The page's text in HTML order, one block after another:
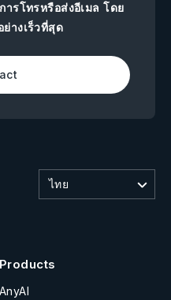
รโทรหรือส่งอีเมล โดย
างเร็วที่สุด
ไทย
Products
AnyAI